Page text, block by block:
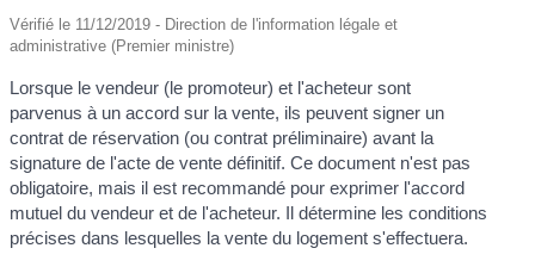
Vérifié le 11/12/2019 - Direction de l'information légale et
administrative (Premier ministre)
Lorsque le vendeur (le promoteur) et l'acheteur sont
parvenus à un accord sur la vente, ils peuvent signer un
contrat de réservation (ou contrat préliminaire) avant la
signature de l'acte de vente définitif. Ce document n'est pas
obligatoire, mais il est recommandé pour exprimer l'accord
mutuel du vendeur et de l'acheteur. Il détermine les conditions
précises dans lesquelles la vente du logement s'effectuera.